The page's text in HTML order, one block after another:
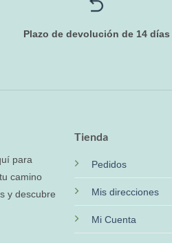
Plazo de devolución de 14 días
para
camino
y descubre
Tienda
Pedidos
Mis direcciones
Mi Cuenta